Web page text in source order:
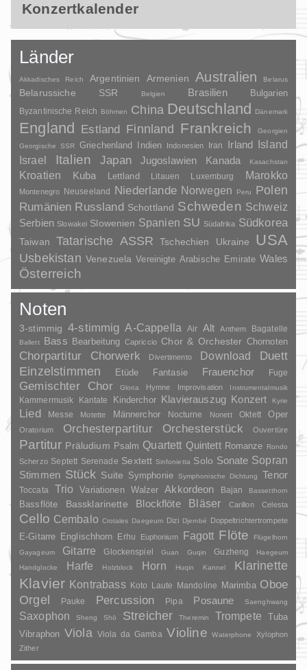
Konzertkalender
Länder
Akkadisches Reich Argentinien Armenien Australien Belarus
Belarussiche SSR Belgien Brasilien Bulgarien
Byzantinische Reich Böhmen China Deutschland Dänemark
England Estland Finnland Frankreich
Georgien
Georgische SSR
Griechenland Indien Indonesien Iran Irland
Island
Israel
Italien Japan Jugoslawien Kanada Kasachstan
Kroatien Kuba Lettland Litauen Luxemburg Marokko
Montenegro Neuseeland Niederlande Norwegen Peru
Polen
Rumänien Russland Schottland Schweden Schweiz
Serbien Slowakei Slowenien Spanien SU Südafrika Südkorea
Taiwan Tatarische ASSR Tschechien Ukraine USA
Usbekistan Venezuela Vereinigte Arabische Emirate Wales
Österreich
Noten
3-stimmig 4-stimmig A-Cappella Air Alt Anthem Bagatelle
Ballett Bass Bearbeitung Capriccio Chor & Orchester Chornoten
Chorpartitur Chorwerk Divertimento Download
Duett
Einzelstimmen
Etüde Fantasie Frauenchor Fuge
Gemischter Chor Gloria Hymne Improvisation Instrumentalmusik
Kammermusik Kantate Kinderchor Klavierauszug Konzert Kyrie
Lied Messe Motette Männerchor Nocturne Nonett Oktett Oper
Oratorium Orchesterpartitur Orchesterstück Ouvertüre
Partitur Präludium Psalm Quartett Quintett Romanze Rondo
Scherzo Septett Serenade Sextett Sinfonietta Solo Sonate Sopran
Stimmen Stück Suite Symphonie Symphonische Dichtung Tenor
Toccata Trio Variationen Walzer Akkordeon Bajan Bassetthorn
Bassflöte Bassklarinette Blockflöte Bläser Carillon Celesta
Cello Cembalo Crotales Daegeum Dizi Djembé Doppeltrichtertrompete
E-Gitarre Englischhorn Erhu Euphonium Fagott Flöte
Flügelhorn
Gayageum
Gitarre Glockenspiel Guan Guqin Guzheng
Haegeum
Handglocke
Harfe Holzblock Horn Huqin Kannel Klarinette
Klavier Kontrabass Koto Laute Mandoline Marimba Oboe
Orgel Pauke Percussion Pipa Posaune Saenghwang
Saxophon Sheng Shō Streicher Theremin Trompete
Tuba
Vibraphon Viola Viola da Gamba Violine Waterphone
Xylophon
Zither